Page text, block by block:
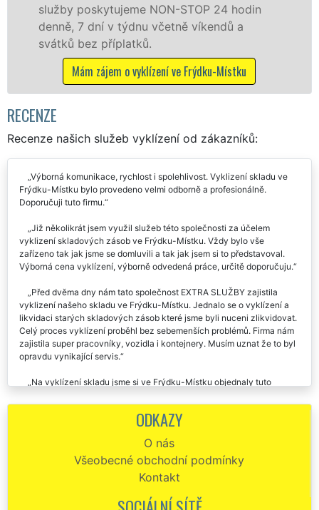
NON-STOP 24 hodin
dní v týdnu včetně víkendů a
příplatků.
zájem o vyklízení ve Frýdku-Místku
práce, a
RECENZE
Recenze našich služeb vyklízení od zákazníků:
Výborná komunikace, rychlost i spolehlivost. Vyklizení skladu ve
Frýdku-Místku bylo provedeno velmi odborně a profesionálně.
Doporučuji tuto firmu.
Již několikrát jsem využil služeb této společnosti za účelem
vyklizení skladových zásob ve Frýdku-Místku. Vždy bylo vše
zařízeno tak jak jsme se domluvili a tak jak jsem si to představoval.
Výborná cena vyklízení, výborně odvedená práce, určitě doporučuju.
Před dvěma dny nám tato společnost EXTRA SLUŽBY zajistila
vyklizení našeho skladu ve Frýdku-Místku. Jednalo se o vyklízení a
likvidaci starých skladových zásob které jsme byli nuceni zlikvidovat.
Celý proces vyklízení proběhl bez sebemenších problémů. Firma nám
zajistila super pracovníky, vozidla i kontejnery. Musím uznat že to byl
opravdu vynikající servis.
Na vyklízení skladu jsme si ve Frýdku-Místku objednaly tuto
všech zúčastněných pracovníků. Rozhodně chválíme takovýto přístup
ODKAZY
O nás
Všeobecné obchodní podmínky
Kontakt